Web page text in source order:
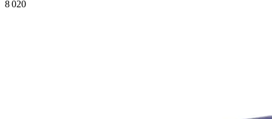
8 020